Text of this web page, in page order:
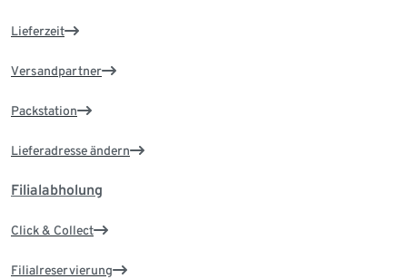
Lieferzeit
Versandpartner
Packstation
Lieferadresse ändern
Filialabholung
Click & Collect
Filialreservierung